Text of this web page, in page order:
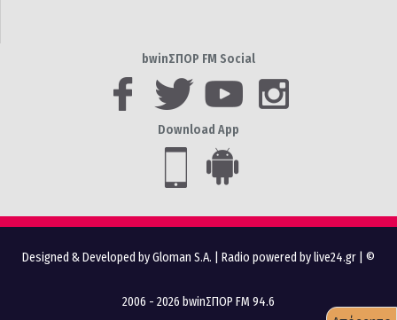
bwinΣΠΟΡ FM Social
Download App
Designed & Developed by Gloman S.A. Radio powered by live24.gr | ©
2006 - 2026 bwinΣΠΟΡ FM 94.6